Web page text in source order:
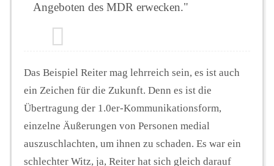
Angeboten des MDR erwecken."
Das Beispiel Reiter mag lehrreich sein, es ist auch
ein Zeichen für die Zukunft. Denn es ist die
Übertragung der 1.0er-Kommunikationsform,
einzelne Äußerungen von Personen medial
auszuschlachten, um ihnen zu schaden. Es war ein
schlechter Witz, ja, Reiter hat sich gleich darauf